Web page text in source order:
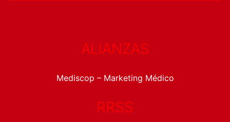
ALIANZAS
Mediscop – Marketing Médico
RRSS